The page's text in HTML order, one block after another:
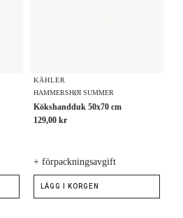
KÄHLER
HAMMERSHØI SUMMER
Kökshandduk 50x70 cm
129,00 kr
+ förpackningsavgift
LÄGG I KORGEN